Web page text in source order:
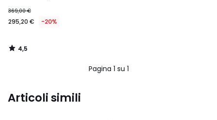
369,00 €
295,20 € -20%
4,5
/
Pagina 1 su 1
Articoli simili